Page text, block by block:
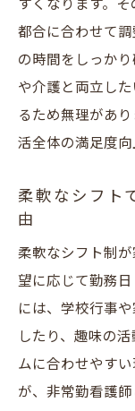
すくなります。
都合に合わせて
の時間をしっか
や介護と両立し
るため無理があ
活全体の満足度向
柔軟なシフト
由
柔軟なシフト制
望に応じて勤務
には、学校行事
したり、趣味の
ムに合わせやす
が、非常勤看護